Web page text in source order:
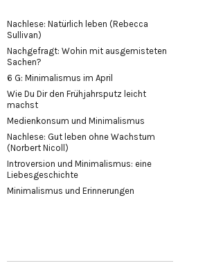
Nachlese: Natürlich leben (Rebecca
Sullivan)
Nachgefragt: Wohin mit ausgemisteten
Sachen?
6 G: Minimalismus im April
Wie Du Dir den Frühjahrsputz leicht
machst
Medienkonsum und Minimalismus
Nachlese: Gut leben ohne Wachstum
(Norbert Nicoll)
Introversion und Minimalismus: eine
Liebesgeschichte
Minimalismus und Erinnerungen